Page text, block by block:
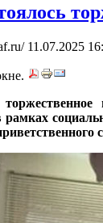
11.07.2025
рамках